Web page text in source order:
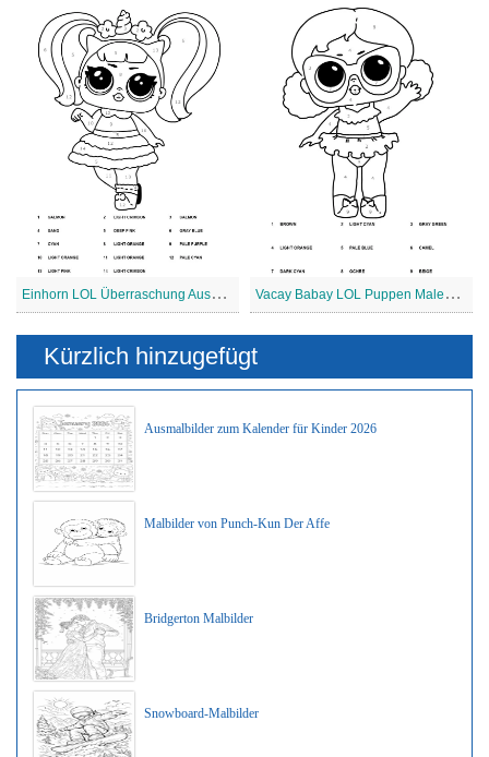
E
inhorn LOL Überraschung Ausmalen nach Zahlen V
acay Babay LOL Puppen Malen nach Zahlen
Kürzlich hinzugefügt
Ausmalbilder zum Kalender für Kinder 2026
Malbilder von Punch-Kun Der Affe
Bridgerton Malbilder
Snowboard-Malbilder